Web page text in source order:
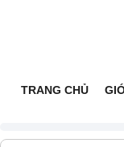
TRANG CHỦ